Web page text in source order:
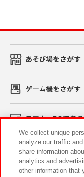
あそび場をさがす
ゲーム機をさがす
スマホ・PCであ
イベント・キャン
We collect unique
analyze our traffic
share information
analytics and
other information that